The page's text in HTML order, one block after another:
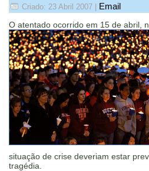
Criado: 23 Abril 2007 Email
O atentado ocorrido em 15 de abril,
situação de crise deveriam estar
tragédia.